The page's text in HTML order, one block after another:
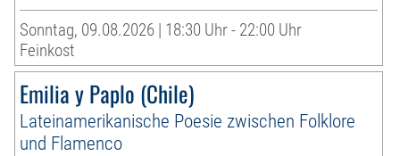
Sonntag, 09.08.2026 | 18:30 Uhr - 22:00 Uhr
Feinkost
Emilia y Paplo (Chile)
Lateinamerikanische Poesie zwischen Folklore
und Flamenco